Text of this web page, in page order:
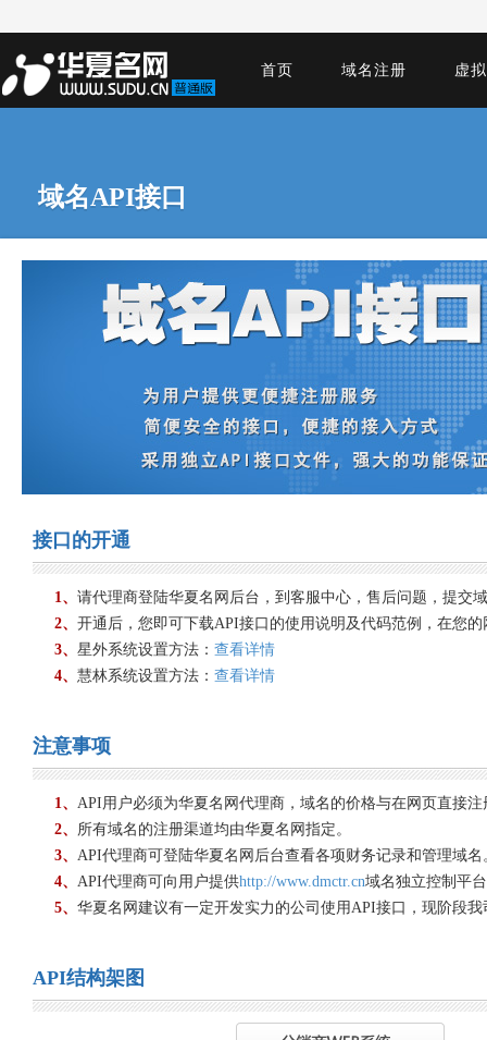
首页 域名注册 虚
域名API接口
接口的开通
1、 请代理商登陆华夏名网后台，到客服中心，售后问题，提交
2、 开通后，您即可下载API接口的使用说明及代码范例，在您
3、 星外系统设置方法： 查看详情
4、 慧林系统设置方法： 查看详情
注意事项
1、 API用户必须为华夏名网代理商，域名的价格与在网页直接
2、 所有域名的注册渠道均由华夏名网指定。
3、 API代理商可登陆华夏名网后台查看各项财务记录和管理域名
4、 API代理商可向用户提供http://www.dmctr.cn域名独立控制平
5、 华夏名网建议有一定开发实力的公司使用API接口，现阶段
API结构架图